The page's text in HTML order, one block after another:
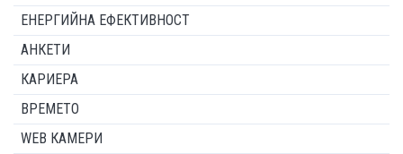
ЕНЕРГИЙНА ЕФЕКТИВНОСТ
АНКЕТИ
КАРИЕРА
ВРЕМЕТО
WEB КАМЕРИ